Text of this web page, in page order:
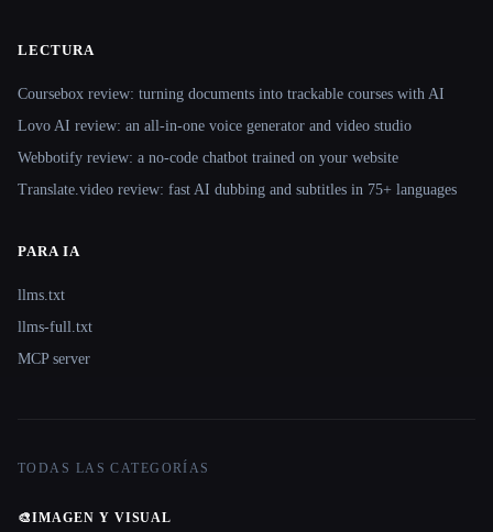
LECTURA
Coursebox review: turning documents into trackable courses with AI
Lovo AI review: an all-in-one voice generator and video studio
Webbotify review: a no-code chatbot trained on your website
Translate.video review: fast AI dubbing and subtitles in 75+ languages
PARA IA
llms.txt
llms-full.txt
MCP server
TODAS LAS CATEGORÍAS
🎨IMAGEN Y VISUAL